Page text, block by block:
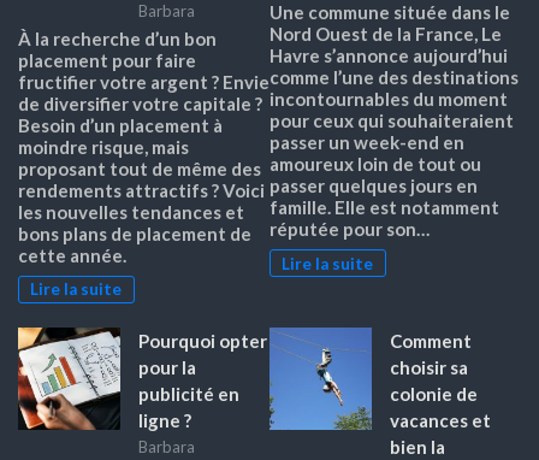
Barbara
À la recherche d’un bon
placement pour faire
fructifier votre argent ? Envie
de diversifier votre capitale ?
Besoin d’un placement à
moindre risque, mais
proposant tout de même des
rendements attractifs ? Voici
les nouvelles tendances et
bons plans de placement de
cette année.
Lire la suite
Une commune située dans le
Nord Ouest de la France, Le
Havre s’annonce aujourd’hui
comme l’une des destinations
incontournables du moment
pour ceux qui souhaiteraient
passer un week-end en
amoureux loin de tout ou
passer quelques jours en
famille. Elle est notamment
réputée pour son…
Lire la suite
Pourquoi opter
pour la
publicité en
ligne ?
Barbara
Comment
choisir sa
colonie de
vacances et
bien la